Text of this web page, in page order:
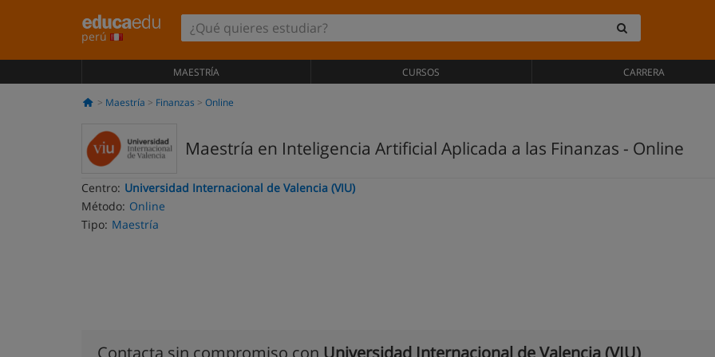
perú
MAESTRÍA CURSOS CARRERA
Maestría Finanzas Online
Maestría en Inteligencia Artificial Aplicada a las Finanzas - Online
Centro: Universidad Internacional de Valencia (VIU)
Método: Online
Tipo: Maestría
Contacta sin compromiso con Universidad Internacional de Valencia (VIU)